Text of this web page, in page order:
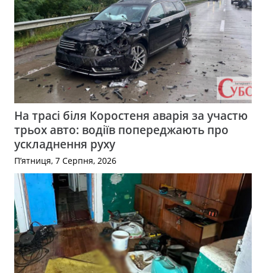
На трасі біля Коростеня аварія за участю
трьох авто: водіїв попереджають про
ускладнення руху
П’ятниця, 7 Серпня, 2026